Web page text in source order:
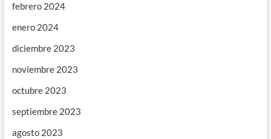
febrero 2024
enero 2024
diciembre 2023
noviembre 2023
octubre 2023
septiembre 2023
agosto 2023